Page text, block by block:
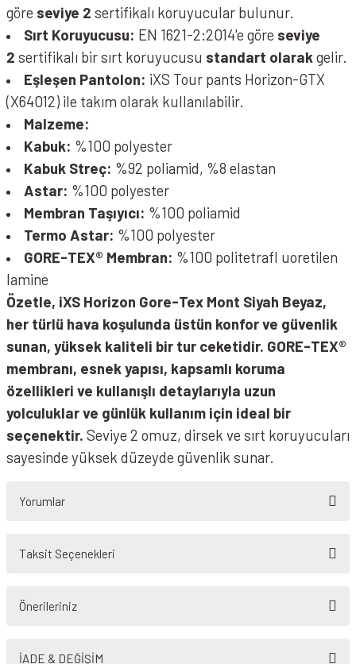
göre seviye 2 sertifikalı koruyucular bulunur.
Sırt Koruyucusu: EN 1621-2:2014'e göre seviye
2 sertifikalı bir sırt koruyucusu standart olarak gelir.
Eşleşen Pantolon: iXS Tour pants Horizon-GTX
(X64012) ile takım olarak kullanılabilir.
Malzeme:
Kabuk: %100 polyester
Kabuk Streç: %92 poliamid, %8 elastan
Astar: %100 polyester
Membran Taşıyıcı: %100 poliamid
Termo Astar: %100 polyester
GORE-TEX® Membran: %100 politetrafl uoretilen
lamine
Özetle, iXS Horizon Gore-Tex Mont Siyah Beyaz,
her türlü hava koşulunda üstün konfor ve güvenlik
sunan, yüksek kaliteli bir tur ceketidir. GORE-TEX®
membranı, esnek yapısı, kapsamlı koruma
özellikleri ve kullanışlı detaylarıyla uzun
yolculuklar ve günlük kullanım için ideal bir
seçenektir. Seviye 2 omuz, dirsek ve sırt koruyucuları
sayesinde yüksek düzeyde güvenlik sunar.
Yorumlar
Taksit Seçenekleri
Önerileriniz
yetersiz gördüğünüz noktaları öneri formunu kullanarak tarafımıza
İADE & DEĞİŞİM